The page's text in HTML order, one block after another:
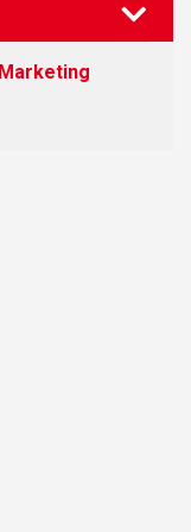
Marketing